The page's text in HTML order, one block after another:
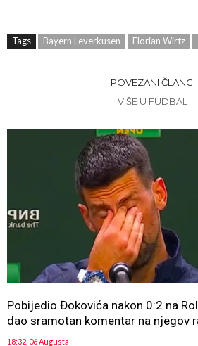
Tags Bayern Leverkusen Florian Wirtz
POVEZANI ČLANCI
VIŠE U FUDBAL
Pobijedio Đokovića nakon 0:2 na
dao sramotan komentar na njegov
18:32, 06 Augusta